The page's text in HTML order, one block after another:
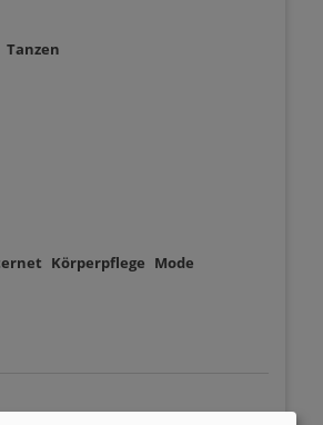
Tanzen
Körperpflege Mode